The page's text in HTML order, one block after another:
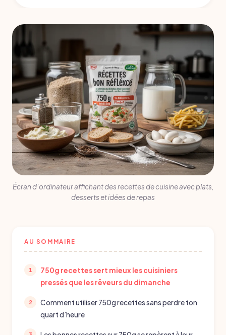
Écran d’ordinateur affichant des recettes de cuisine avec plats,
desserts et idées de repas
AU SOMMAIRE
750g recettes sert mieux les cuisiniers
pressés que les rêveurs du dimanche
Comment utiliser 750g recettes sans perdre ton
quart d’heure